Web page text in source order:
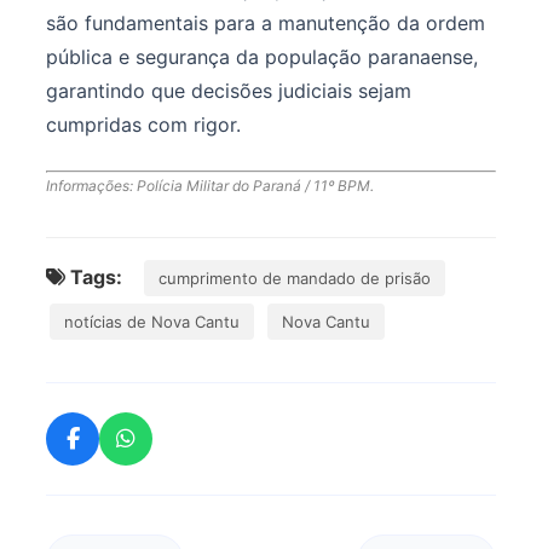
são fundamentais para a manutenção da ordem
pública e segurança da população paranaense,
garantindo que decisões judiciais sejam
cumpridas com rigor.
Informações: Polícia Militar do Paraná / 11º BPM.
Tags: cumprimento de mandado de prisão
notícias de Nova Cantu Nova Cantu